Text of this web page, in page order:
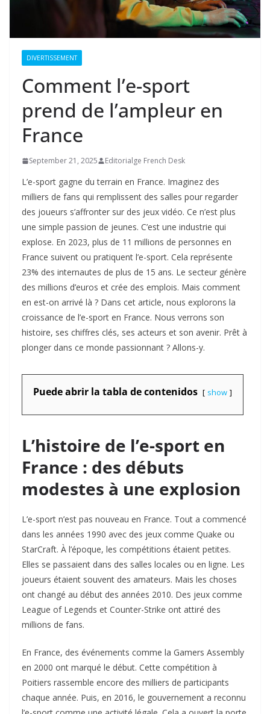
DIVERTISSEMENT
Comment l’e-sport
prend de l’ampleur en
France
September 21, 2025 Editorialge French Desk
L’e-sport gagne du terrain en France. Imaginez des
milliers de fans qui remplissent des salles pour regarder
des joueurs s’affronter sur des jeux vidéo. Ce n’est plus
une simple passion de jeunes. C’est une industrie qui
explose. En 2023, plus de 11 millions de personnes en
France suivent ou pratiquent l’e-sport. Cela représente
23% des internautes de plus de 15 ans. Le secteur génère
des millions d’euros et crée des emplois. Mais comment
en est-on arrivé là ? Dans cet article, nous explorons la
croissance de l’e-sport en France. Nous verrons son
histoire, ses chiffres clés, ses acteurs et son avenir. Prêt à
plonger dans ce monde passionnant ? Allons-y.
Puede abrir la tabla de contenidos show
L’histoire de l’e-sport en
France : des débuts
modestes à une explosion
L’e-sport n’est pas nouveau en France. Tout a commencé
dans les années 1990 avec des jeux comme Quake ou
StarCraft. À l’époque, les compétitions étaient petites.
Elles se passaient dans des salles locales ou en ligne. Les
joueurs étaient souvent des amateurs. Mais les choses
ont changé au début des années 2010. Des jeux comme
League of Legends et Counter-Strike ont attiré des
millions de fans.
En France, des événements comme la Gamers Assembly
en 2000 ont marqué le début. Cette compétition à
Poitiers rassemble encore des milliers de participants
chaque année. Puis, en 2016, le gouvernement a reconnu